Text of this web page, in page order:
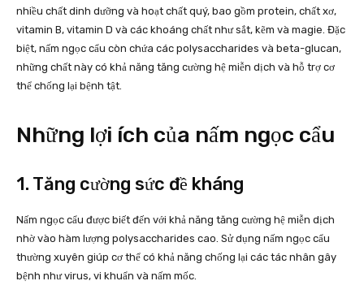
nhiều chất dinh dưỡng và hoạt chất quý, bao gồm protein, chất xơ,
vitamin B, vitamin D và các khoáng chất như sắt, kẽm và magie. Đặc
biệt, nấm ngọc cẩu còn chứa các polysaccharides và beta-glucan,
những chất này có khả năng tăng cường hệ miễn dịch và hỗ trợ cơ
thể chống lại bệnh tật.
Những lợi ích của nấm ngọc cẩu
1. Tăng cường sức đề kháng
Nấm ngọc cẩu được biết đến với khả năng tăng cường hệ miễn dịch
nhờ vào hàm lượng polysaccharides cao. Sử dụng nấm ngọc cẩu
thường xuyên giúp cơ thể có khả năng chống lại các tác nhân gây
bệnh như virus, vi khuẩn và nấm mốc.